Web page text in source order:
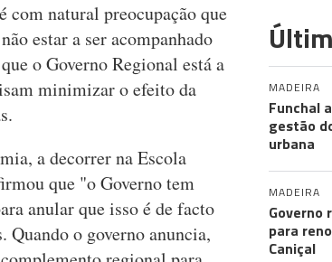
com natural preocupação que
estar a ser acompanhado
o Governo Regional está a
minimizar o efeito da
a decorrer na Escola
que "o Governo tem
anular que isso é de facto
o governo anuncia,
MADEIRA
Funchal
gestão
urbana
MADEIRA
Governo
para
Caniçal